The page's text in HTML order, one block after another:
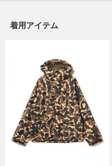
着用アイテム